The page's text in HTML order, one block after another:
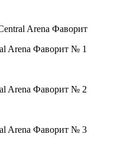
Arena Фаворит